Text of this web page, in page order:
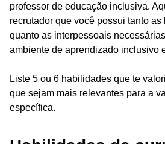
professor de educação inclusiva.
recrutador que você possui tanto
quanto as interpessoais
ambiente de aprendizado inclusivo
Liste 5 ou 6 habilidades que te
que sejam mais relevantes para a
específica.